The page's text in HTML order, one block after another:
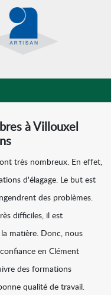
à Villouxel
très nombreux. En effet,
d'élagage. Le but est
des problèmes.
difficiles, il est
matière. Donc, nous
en Clément
des formations
qualité de travail.